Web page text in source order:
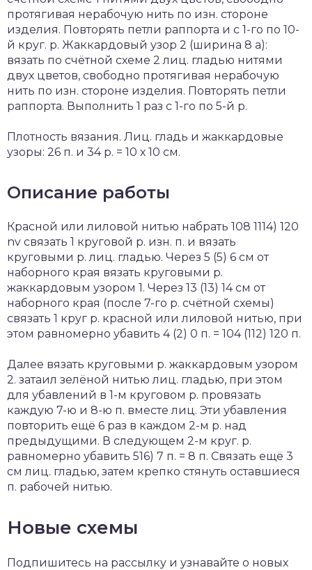
протягивая нерабочую нить по изн. стороне
изделия. Повторять петли раппорта и с 1-го по 10-
й круг. р. Жаккардовый узор 2 (ширина 8 а):
вязать по счётной схеме 2 лиц. гладью нитями
двух цветов, свободно протягивая нерабочую
нить по изн. стороне изделия. Повторять петли
раппорта. Выполнить 1 раз с 1-го по 5-й р.
Плотность вязания. Лиц. гладь и жаккардовые
узоры: 26 п. и 34 р. = 10 х 10 см.
Описание работы
Красной или лиловой нитью набрать 108 1114) 120
nv связать 1 круговой р. изн. п. и вязать
круговыми р. лиц. гладью. Через 5 (5) 6 см от
наборного края вязать круговыми р.
жаккардовым узором 1. Через 13 (13) 14 см от
наборного края (после 7-го р. счётной схемы)
связать 1 круг р. красной или лиловой нитью, при
этом равномерно убавить 4 (2) 0 п. = 104 (112) 120 п.
Далее вязать круговыми р. жаккардовым узором
2. затаил зелёной нитью лиц. гладью, при этом
для убавлений в 1-м круговом р. провязать
каждую 7-ю и 8-ю п. вместе лиц. Эти убавления
повторить ещё 6 раз в каждом 2-м р. над
предыдущими. В следующем 2-м круг. р.
равномерно убавить 516) 7 п. = 8 п. Связать ещё 3
см лиц. гладью, затем крепко стянуть оставшиеся
п. рабочей нитью.
Новые схемы
Подпишитесь на рассылку и узнавайте о новых